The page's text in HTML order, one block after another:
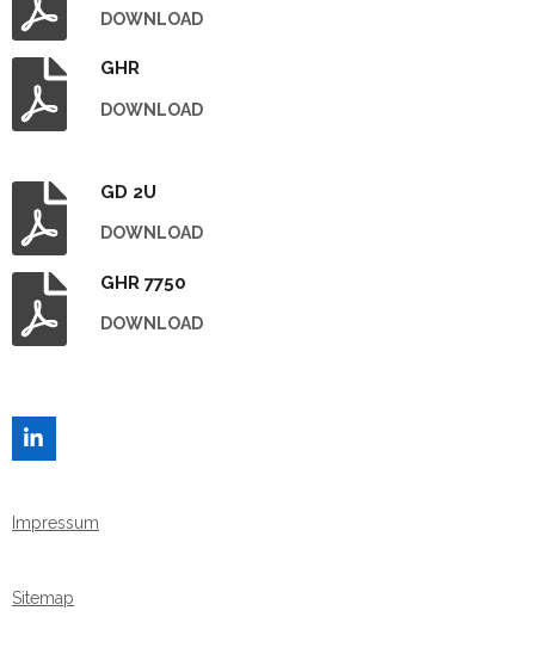
DOWNLOAD
GHR
DOWNLOAD
GD 2U
DOWNLOAD
GHR 7750
DOWNLOAD
L
I
E
Impressum
Sitemap